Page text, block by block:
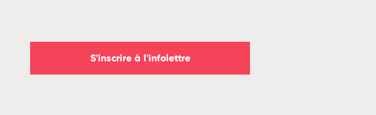
S'inscrire à l'infolettre